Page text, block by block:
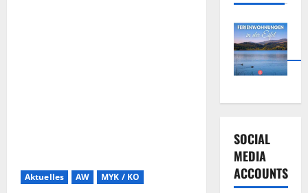
Aktuelles AW MYK / KO
SOCIAL
MEDIA
ACCOUNTS